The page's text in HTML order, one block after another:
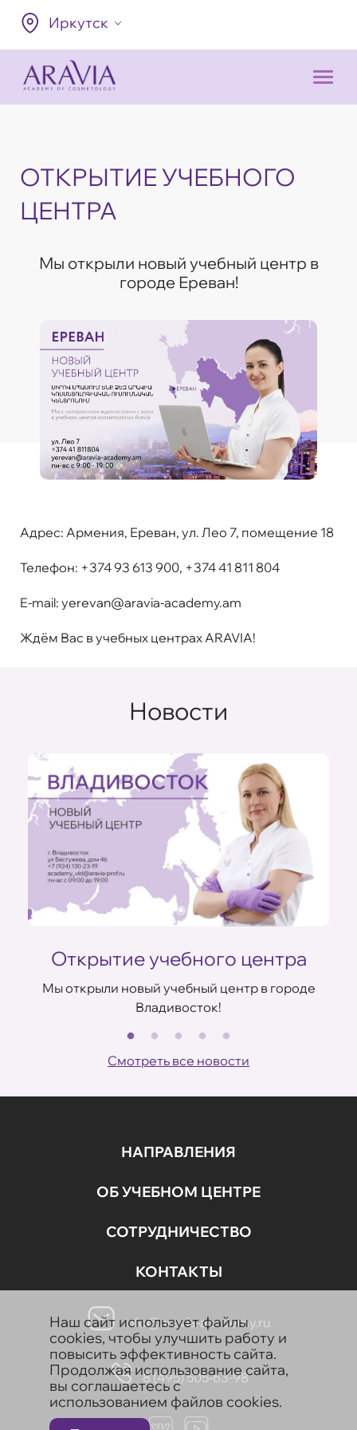
Иркутск
ОТКРЫТИЕ УЧЕБНОГО
ЦЕНТРА
Мы открыли новый учебный центр в
городе Ереван!
Адрес: Армения, Ереван, ул. Лео 7, помещение 18
Телефон: +374 93 613 900, +374 41 811 804
E-mail: yerevan@aravia-academy.am
Ждём Вас в учебных центрах ARAVIA!
Новости
Открытие учебного центра
Мы открыли новый учебный центр в городе
Владивосток!
Смотреть все новости
НАПРАВЛЕНИЯ
ОБ УЧЕБНОМ ЦЕНТРЕ
СОТРУДНИЧЕСТВО
КОНТАКТЫ
info@aravia-academy.ru
8 (495) 505-63-98
Наш сайт использует файлы
cookies, чтобы улучшить работу и
повысить эффективность сайта.
Продолжая использование сайта,
вы соглашаетесь с
использованием файлов cookies.